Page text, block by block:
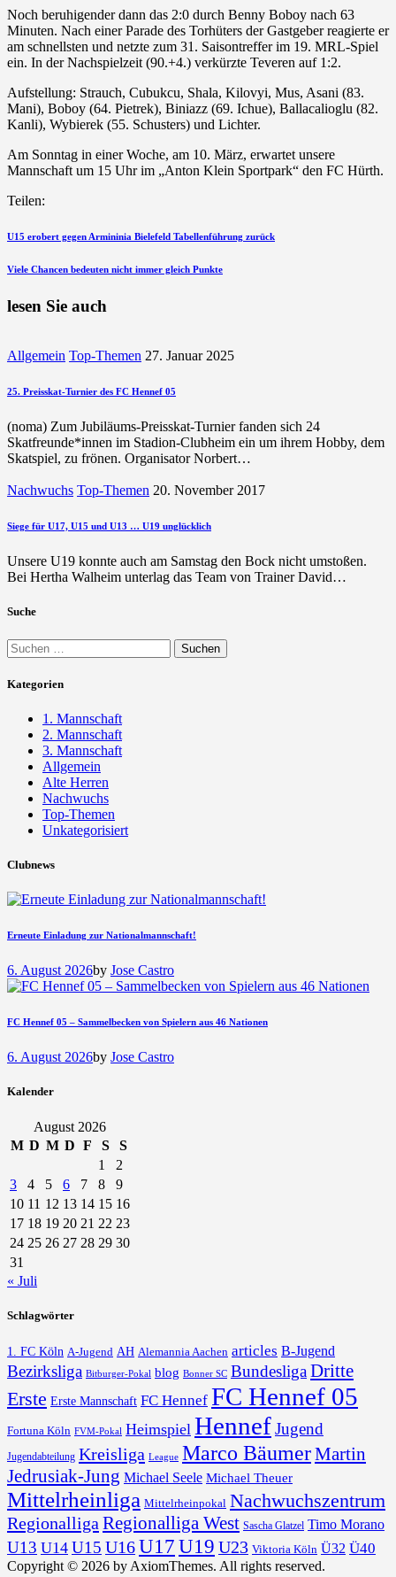
Noch beruhigender dann das 2:0 durch Benny Boboy nach 63
Minuten. Nach einer Parade des Torhüters der Gastgeber reagierte er
am schnellsten und netzte zum 31. Saisontreffer im 19. MRL-Spiel
ein. In der Nachspielzeit (90.+4.) verkürzte Teveren auf 1:2.
Aufstellung: Strauch, Cubukcu, Shala, Kilovyi, Mus, Asani (83.
Mani), Boboy (64. Pietrek), Biniazz (69. Ichue), Ballacalioglu (82.
Kanli), Wybierek (55. Schusters) und Lichter.
Am Sonntag in einer Woche, am 10. März, erwartet unsere
Mannschaft um 15 Uhr im „Anton Klein Sportpark“ den FC Hürth.
Teilen:
Beitragsnavigation
vorherigen
U15 erobert gegen Armininia Bielefeld Tabellenführung zurück
nächsten
Viele Chancen bedeuten nicht immer gleich Punkte
lesen Sie auch
Allgemein Top-Themen 27. Januar 2025
25. Preisskat-Turnier des FC Hennef 05
(noma) Zum Jubiläums-Preisskat-Turnier fanden sich 24
Skatfreunde*innen im Stadion-Clubheim ein um ihrem Hobby, dem
Skatspiel, zu frönen. Organisator Norbert…
Nachwuchs Top-Themen 20. November 2017
Siege für U17, U15 und U13 … U19 unglücklich
Unsere U19 konnte auch am Samstag den Bock nicht umstoßen.
Bei Hertha Walheim unterlag das Team von Trainer David…
Suche
Suchen
nach:
Kategorien
1. Mannschaft
2. Mannschaft
3. Mannschaft
Allgemein
Alte Herren
Nachwuchs
Top-Themen
Unkategorisiert
Clubnews
Erneute Einladung zur Nationalmannschaft!
6. August 2026by Jose Castro
FC Hennef 05 – Sammelbecken von Spielern aus 46 Nationen
6. August 2026by Jose Castro
Kalender
August 2026
M D M D F S
S
1
2
3
4 5 6 7 8
9
10 11 12 13 14 15 16
17 18 19 20 21 22 23
24 25 26 27 28 29 30
31
« Juli
Schlagwörter
1. FC Köln A-Jugend AH Alemannia Aachen articles B-Jugend
Bezirksliga Bitburger-Pokal blog Bonner SC Bundesliga Dritte
Erste Erste Mannschaft FC Hennef FC Hennef 05
Fortuna Köln FVM-Pokal Heimspiel HennefJugend
Jugendabteilung Kreisliga League Marco BäumerMartin
Jedrusiak-Jung Michael Seele Michael Theuer
Mittelrheinliga Mittelrheinpokal Nachwuchszentrum
Regionalliga Regionalliga West Sascha Glatzel Timo Morano
U13 U14 U15 U16U17 U19 U23 Viktoria Köln Ü32 Ü40
Copyright © 2026 by AxiomThemes. All rights reserved.